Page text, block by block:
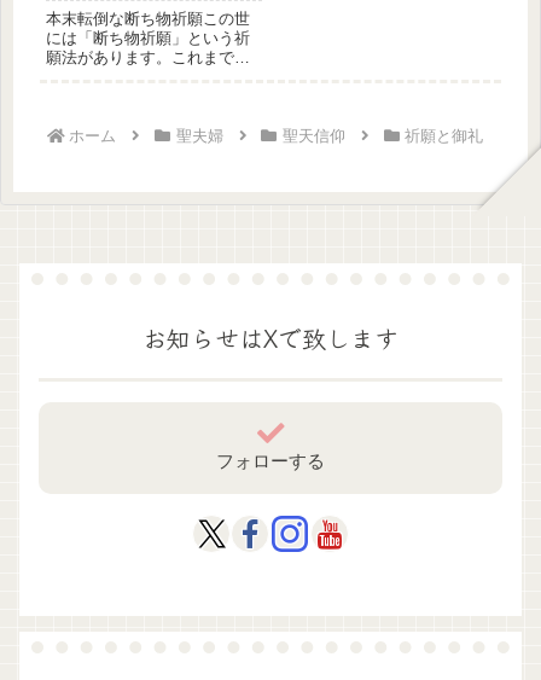
本末転倒な断ち物祈願この世
には「断ち物祈願」という祈
願法があります。これまでの
ホーム 聖夫婦 聖天信仰 祈願と御礼
お知らせはXで致します
フォローする